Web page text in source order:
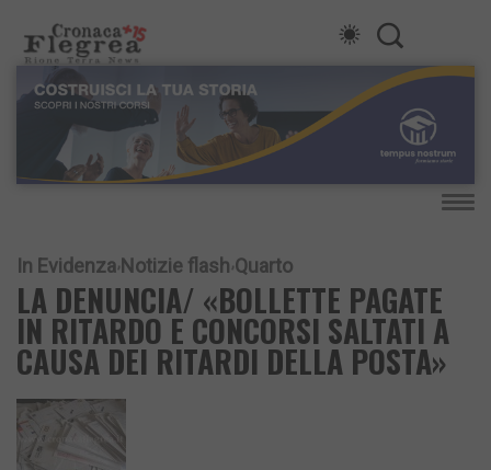
In Evidenza Notizie flash Quarto
LA DENUNCIA/ «BOLLETTE PAGATE
IN RITARDO E CONCORSI SALTATI A
CAUSA DEI RITARDI DELLA POSTA»